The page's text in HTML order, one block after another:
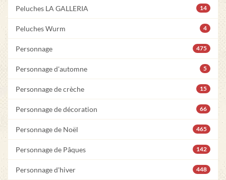
Peluches LA GALLERIA 14
Peluches Wurm 4
Personnage 475
Personnage d'automne 5
Personnage de crèche 15
Personnage de décoration 66
Personnage de Noël 465
Personnage de Pâques 142
Personnage d'hiver 448